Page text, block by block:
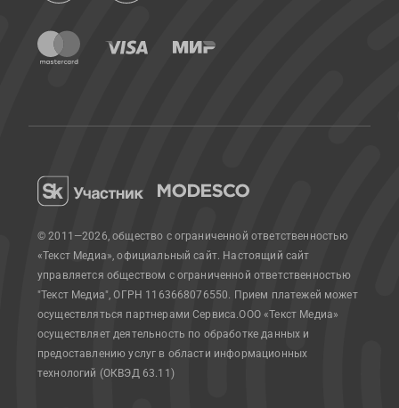
© 2011—2026, общество с ограниченной ответственностью
«Текст Медиа», официальный сайт. Настоящий сайт
управляется обществом с ограниченной ответственностью
"Текст Медиа", ОГРН 1163668076550. Прием платежей может
осуществляться партнерами Сервиса.ООО «Текст Медиа»
осуществляет деятельность по обработке данных и
предоставлению услуг в области информационных
технологий (ОКВЭД 63.11)